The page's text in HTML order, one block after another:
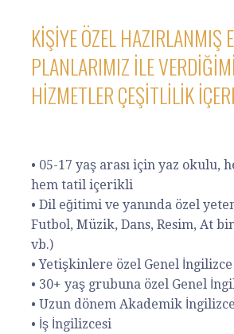
KIŞIYE ÖZEL HAZIRLANMIŞ
PLANLARIMIZ ILE
HIZMETLER ÇEŞITLILIK
• 05-17 yaş arası için yaz okulu,
hem tatil içerikli
• Dil eğitimi ve yanında özel
Futbol, Müzik, Dans, Resim, At
vb.)
• Yetişkinlere özel Genel İngilizce
• 30+ yaş grubuna özel Genel
• Uzun dönem Akademik İngilizce
• İş İngilizcesi